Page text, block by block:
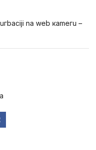
na web каmегu –